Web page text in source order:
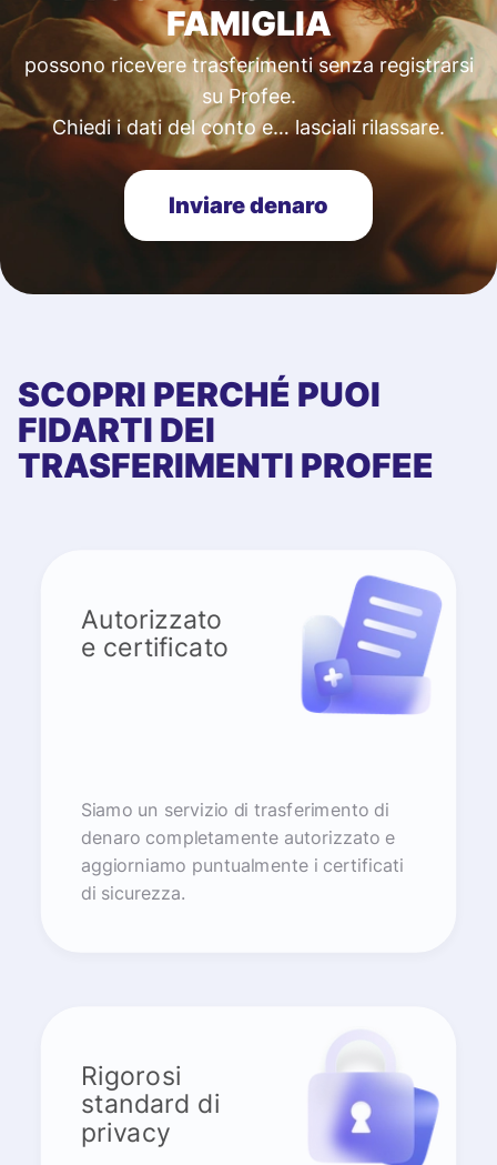
FAMIGLIA
possono ricevere trasferimenti senza registrarsi
su Profee.
Chiedi i dati del conto e… lasciali rilassare.
Inviare denaro
SCOPRI PERCHÉ PUOI
FIDARTI DEI
TRASFERIMENTI PROFEE
Autorizzato
e certificato
Siamo un servizio di trasferimento di
denaro completamente autorizzato e
aggiorniamo puntualmente i certificati
di sicurezza.
Rigorosi
standard di
privacy